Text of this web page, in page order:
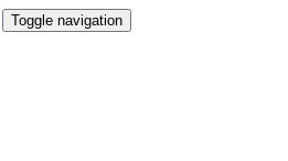
Toggle navigation